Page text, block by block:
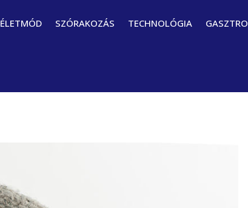
ÉLETMÓD SZÓRAKOZÁS TECHNOLÓGIA GASZTRO